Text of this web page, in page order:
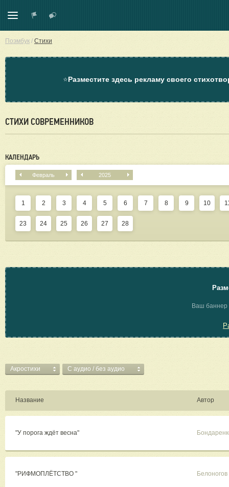
Поэмбук / Стихи
⭐Разместите здесь рекламу своего
СТИХИ СОВРЕМЕННИКОВ
КАЛЕНДАРЬ
Февраль 2025
1 2 3 4 5 6 7 8 9 10
23 24 25 26 27 28
Ваш баннер
Акростихи C аудио / без аудио
Название Автор
"У порога ждёт весна"
"РИФМОПЛЁТСТВО "